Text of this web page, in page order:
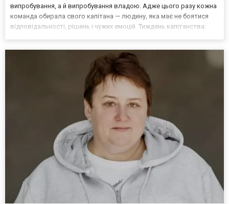
випробування, а й випробування владою. Адже цього разу кожна
команда обирала свого капітана — людину, яка має не боятися
відповідальності, рішень і чужих емоцій. Тиждень капітанства: